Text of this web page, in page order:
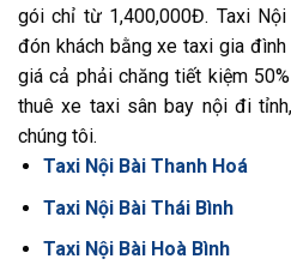
gói chỉ từ 1,400,000Đ. Taxi
đón khách bằng xe taxi gia
giá cả phải chăng tiết kiệm
thuê xe taxi sân bay nội đi
chúng tôi.
Taxi Nội Bài Thanh Hoá
Taxi Nội Bài Thái Bình
Taxi Nội Bài Hoà Bình